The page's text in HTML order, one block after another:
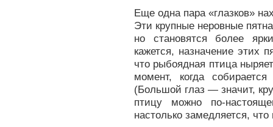
Еще одна пара «глазков»
Эти крупные неровные
но становятся более
кажется, назначение этих
что рыбоядная птица
момент, когда
(Большой глаз — значит,
птицу можно по-
настолько замедляется,